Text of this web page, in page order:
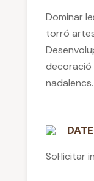
Dominar
torró
nadalencs.
Sol·licitar